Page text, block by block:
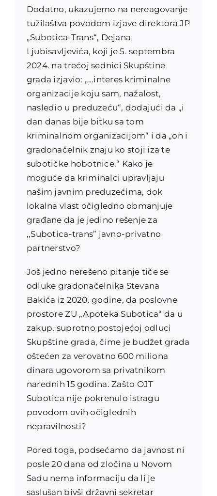
Dodatno, ukazujemo na nereagovanje
tužilaštva povodom izjave direktora JP
„Subotica-Trans“, Dejana
Ljubisavljevića, koji je 5. septembra
2024. na trećoj sednici Skupštine
grada izjavio: „…interes kriminalne
organizacije koju sam, nažalost,
nasledio u preduzeću“, dodajući da „i
dan danas bije bitku sa tom
kriminalnom organizacijom“ i da „on i
gradonačelnik znaju ko stoji iza te
subotičke hobotnice.“ Kako je
moguće da kriminalci upravljaju
našim javnim preduzećima, dok
lokalna vlast očigledno obmanjuje
građane da je jedino rešenje za
,,Subotica-trans” javno-privatno
partnerstvo?
Još jedno nerešeno pitanje tiče se
odluke gradonačelnika Stevana
Bakića iz 2020. godine, da poslovne
prostore ZU „Apoteka Subotica“ da u
zakup, suprotno postojećoj odluci
Skupštine grada, čime je budžet grada
oštećen za verovatno 600 miliona
dinara ugovorom sa privatnikom
narednih 15 godina. Zašto OJT
Subotica nije pokrenulo istragu
povodom ovih očiglednih
nepravilnosti?
Pored toga, podsećamo da javnost ni
posle 20 dana od zločina u Novom
Sadu nema informaciju da li je
saslušan bivši državni sekretar